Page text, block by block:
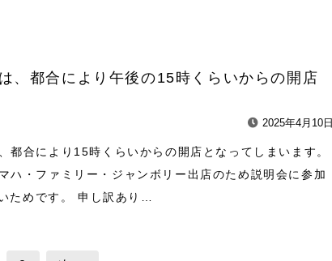
、都合により午後の15時くらいからの開店
2025年4月10日
都合により15時くらいからの開店となってしまいます。
ハ・ファミリー・ジャンボリー出店のため説明会に参加
ためです。 申し訳あり…